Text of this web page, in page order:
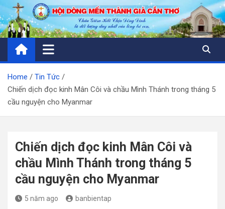
Skip
to
content
Home
Tin Tức
Chiến dịch đọc kinh Mân Côi và chầu Mình Thánh trong tháng 5
cầu nguyện cho Myanmar
Chiến dịch đọc kinh Mân Côi và
chầu Mình Thánh trong tháng 5
cầu nguyện cho Myanmar
5 năm ago banbientap